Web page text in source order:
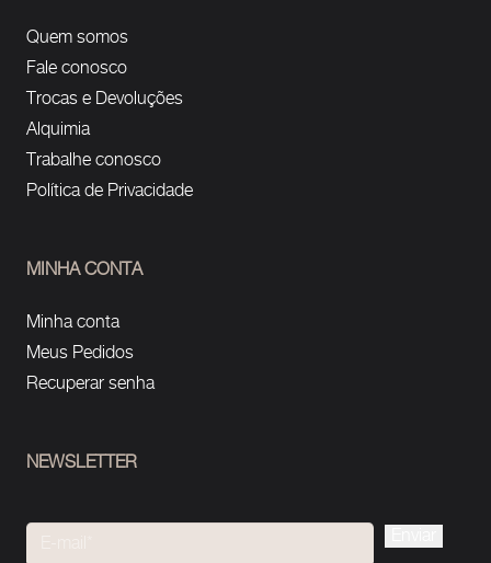
Quem somos
Fale conosco
Trocas e Devoluções
Alquimia
Trabalhe conosco
Política de Privacidade
MINHA CONTA
Minha conta
Meus Pedidos
Recuperar senha
NEWSLETTER